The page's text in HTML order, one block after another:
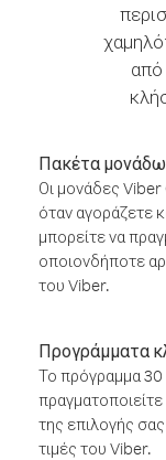
από
Πακέτα
Οι μονάδες
όταν αγοράζετε
μπορείτε να
οποιονδήποτε
του Viber.
Προγράμματα
Το πρόγραμμα 30
της επιλογής
τιμές του Viber.